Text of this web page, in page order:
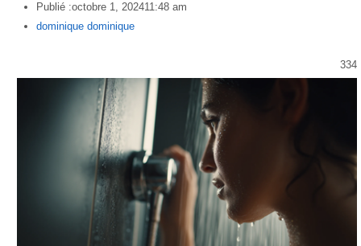
Publié :octobre 1, 202411:48 am
Author
dominique dominique
334